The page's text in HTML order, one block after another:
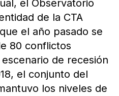
el Observatorio
de la CTA
el año pasado se
80 conflictos
de recesión
el conjunto del
los niveles de